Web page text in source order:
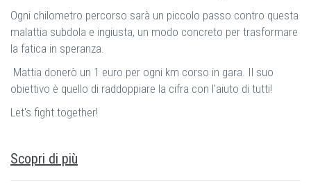
Ogni chilometro percorso sarà un piccolo passo contro questa
malattia subdola e ingiusta, un modo concreto per trasformare
la fatica in speranza.
Mattia donerò un 1 euro per ogni km corso in gara. Il suo
obiettivo è quello di raddoppiare la cifra con l'aiuto di tutti!
Let's fight together!
Scopri di più